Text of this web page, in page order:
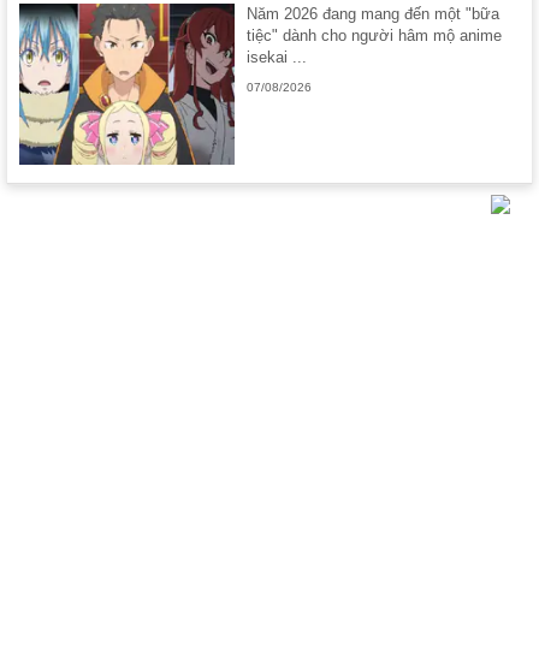
Năm 2026 đang mang đến một "bữa
tiệc" dành cho người hâm mộ anime
isekai ...
07/08/2026